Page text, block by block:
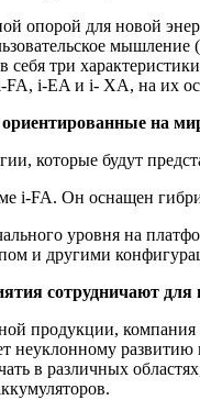
опорой для новой
мышление
себя три
FA, i-EA и i- XA, на их
на
которые будут
i-FA. Он оснащен
уровня на
и другими
сотрудничают
продукции,
неуклонному
в различных